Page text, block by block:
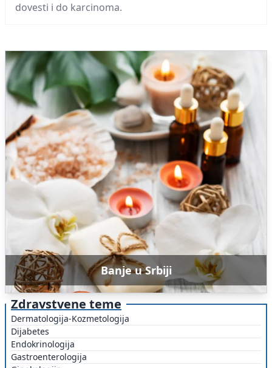
dovesti i do karcinoma.
Banje u Srbiji
Zdravstvene teme
Dermatologija-Kozmetologija
Dijabetes
Endokrinologija
Gastroenterologija